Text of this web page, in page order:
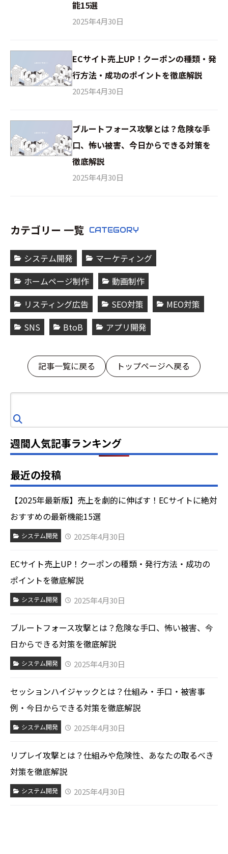
能15選
2025年4月30日
ECサイト売上UP！クーポンの種類・発
行方法・成功のポイントを徹底解説
2025年4月30日
ブルートフォース攻撃とは？危険な手
口、怖い被害、今日からできる対策を
徹底解説
2025年4月30日
カテゴリー 一覧 CATEGORY
システム開発
マーケティング
ホームページ制作
動画制作
リスティング広告
SEO対策
MEO対策
SNS
BtoB アプリ開発
記事一覧に戻る トップページへ戻る
索
週間人気記事ランキング
最近の投稿
【2025年最新版】売上を劇的に伸ばす！ECサイトに絶対
おすすめの最新機能15選
システム開発 2025年4月30日
ECサイト売上UP！クーポンの種類・発行方法・成功の
ポイントを徹底解説
システム開発 2025年4月30日
ブルートフォース攻撃とは？危険な手口、怖い被害、今
日からできる対策を徹底解説
システム開発 2025年4月30日
セッションハイジャックとは？仕組み・手口・被害事
例・今日からできる対策を徹底解説
システム開発 2025年4月30日
リプレイ攻撃とは？仕組みや危険性、あなたの取るべき
対策を徹底解説
システム開発 2025年4月30日